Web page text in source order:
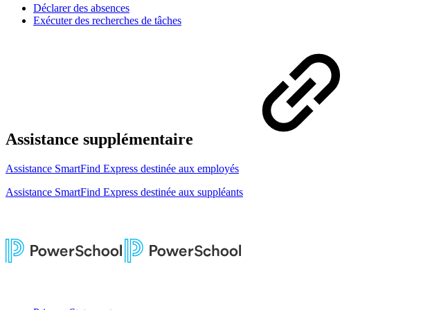
Déclarer des absences
Exécuter des recherches de tâches
Assistance supplémentaire
Assistance SmartFind Express destinée aux employés
Assistance SmartFind Express destinée aux suppléants